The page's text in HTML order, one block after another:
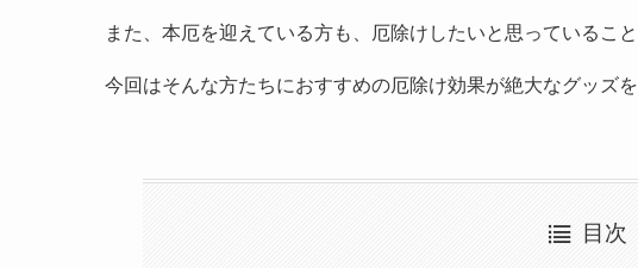
また、本厄を迎えている方も、厄除けしたいと思っていること
今回はそんな方たちにおすすめの厄除け効果が絶大なグッズ
目次